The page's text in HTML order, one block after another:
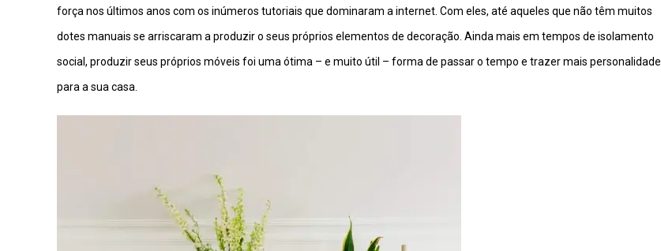
força nos últimos anos com os inúmeros tutoriais que dominaram a internet. Com eles, até aqueles que não têm muitos
dotes manuais se arriscaram a produzir o seus próprios elementos de decoração. Ainda mais em tempos de isolamento
social, produzir seus próprios móveis foi uma ótima – e muito útil – forma de passar o tempo e trazer mais personalidade
para a sua casa.